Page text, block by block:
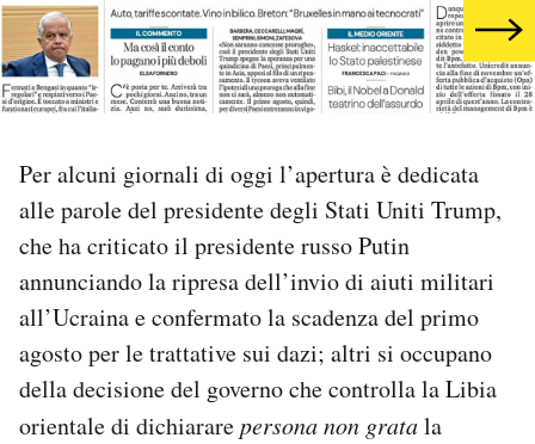
NEWSLETTER
SHOP
AREA PERSONALE
Area Personale
Per alcuni giornali di oggi l’apertura è dedicata
alle parole del presidente degli Stati Uniti Trump,
che ha criticato il presidente russo Putin
annunciando la ripresa dell’invio di aiuti militari
all’Ucraina e confermato la scadenza del primo
agosto per le trattative sui dazi; altri si occupano
della decisione del governo che controlla la Libia
orientale di dichiararepersona non gratala